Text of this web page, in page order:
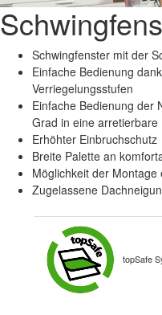
Schwingfenster mit der
Einfache Bedienung
Verriegelungsstufen
Einfache Bedienung der
Grad in eine arretierbare
Erhöhter
Breite Palette an
Möglichkeit der
Zugelassene